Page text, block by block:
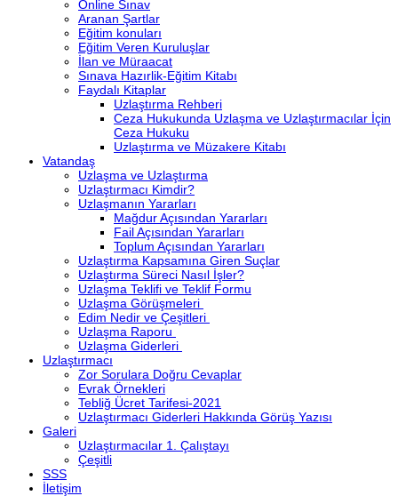
Online Sınav
Aranan Şartlar
Eğitim konuları
Eğitim Veren Kuruluşlar
İlan ve Müraacat
Sınava Hazırlik-Eğitim Kitabı
Faydalı Kitaplar
Uzlaştırma Rehberi
Ceza Hukukunda Uzlaşma ve Uzlaştırmacılar İçin
Ceza Hukuku
Uzlaştırma ve Müzakere Kitabı
Vatandaş
Uzlaşma ve Uzlaştırma
Uzlaştırmacı Kimdir?
Uzlaşmanın Yararları
Mağdur Açısından Yararları
Fail Açısından Yararları
Toplum Açısından Yararları
Uzlaştırma Kapsamına Giren Suçlar
Uzlaştırma Süreci Nasıl İşler?
Uzlaşma Teklifi ve Teklif Formu
Uzlaşma Görüşmeleri
Edim Nedir ve Çeşitleri
Uzlaşma Raporu
Uzlaşma Giderleri
Uzlaştırmacı
Zor Sorulara Doğru Cevaplar
Evrak Örnekleri
Tebliğ Ücret Tarifesi-2021
Uzlaştırmacı Giderleri Hakkında Görüş Yazısı
Galeri
Uzlaştırmacılar 1. Çalıştayı
Çeşitli
SSS
İletişim